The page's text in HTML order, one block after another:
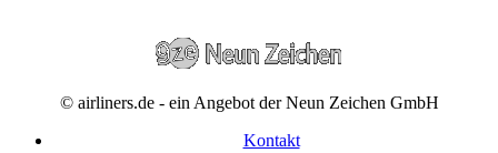
© airliners.de - ein Angebot der Neun Zeichen GmbH
Kontakt